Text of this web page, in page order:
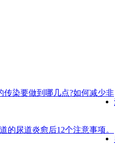
传染要做到哪几点?如何减少非
的尿道炎愈后12个注意事项。